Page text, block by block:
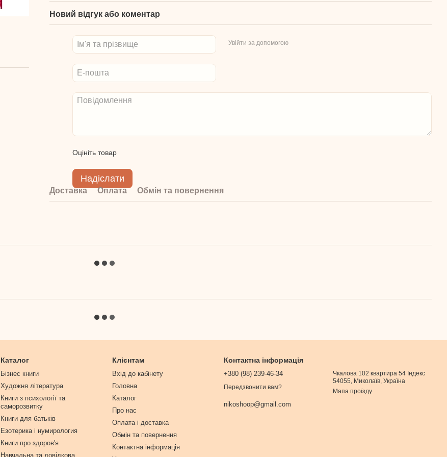
Новий відгук або коментар
Увійти за допомогою
Оцініть товар
Надіслати
Доставка Оплата Обмін та повернення
Каталог
Бізнес книги
Художня література
Книги з психології та
саморозвитку
Книги для батьків
Езотерика і нумирология
Книги про здоров'я
Навчальна та довідкова
Клієнтам
Вхід до кабінету
Головна
Каталог
Про нас
Оплата і доставка
Обмін та повернення
Контактна інформація
Контактна інформація
+380 (98) 239-46-34
Передзвонити вам?
nikoshoop@gmail.com
Чкалова 102 квартира 54 Індекс
54055, Миколаїв, Україна
Мапа проїзду